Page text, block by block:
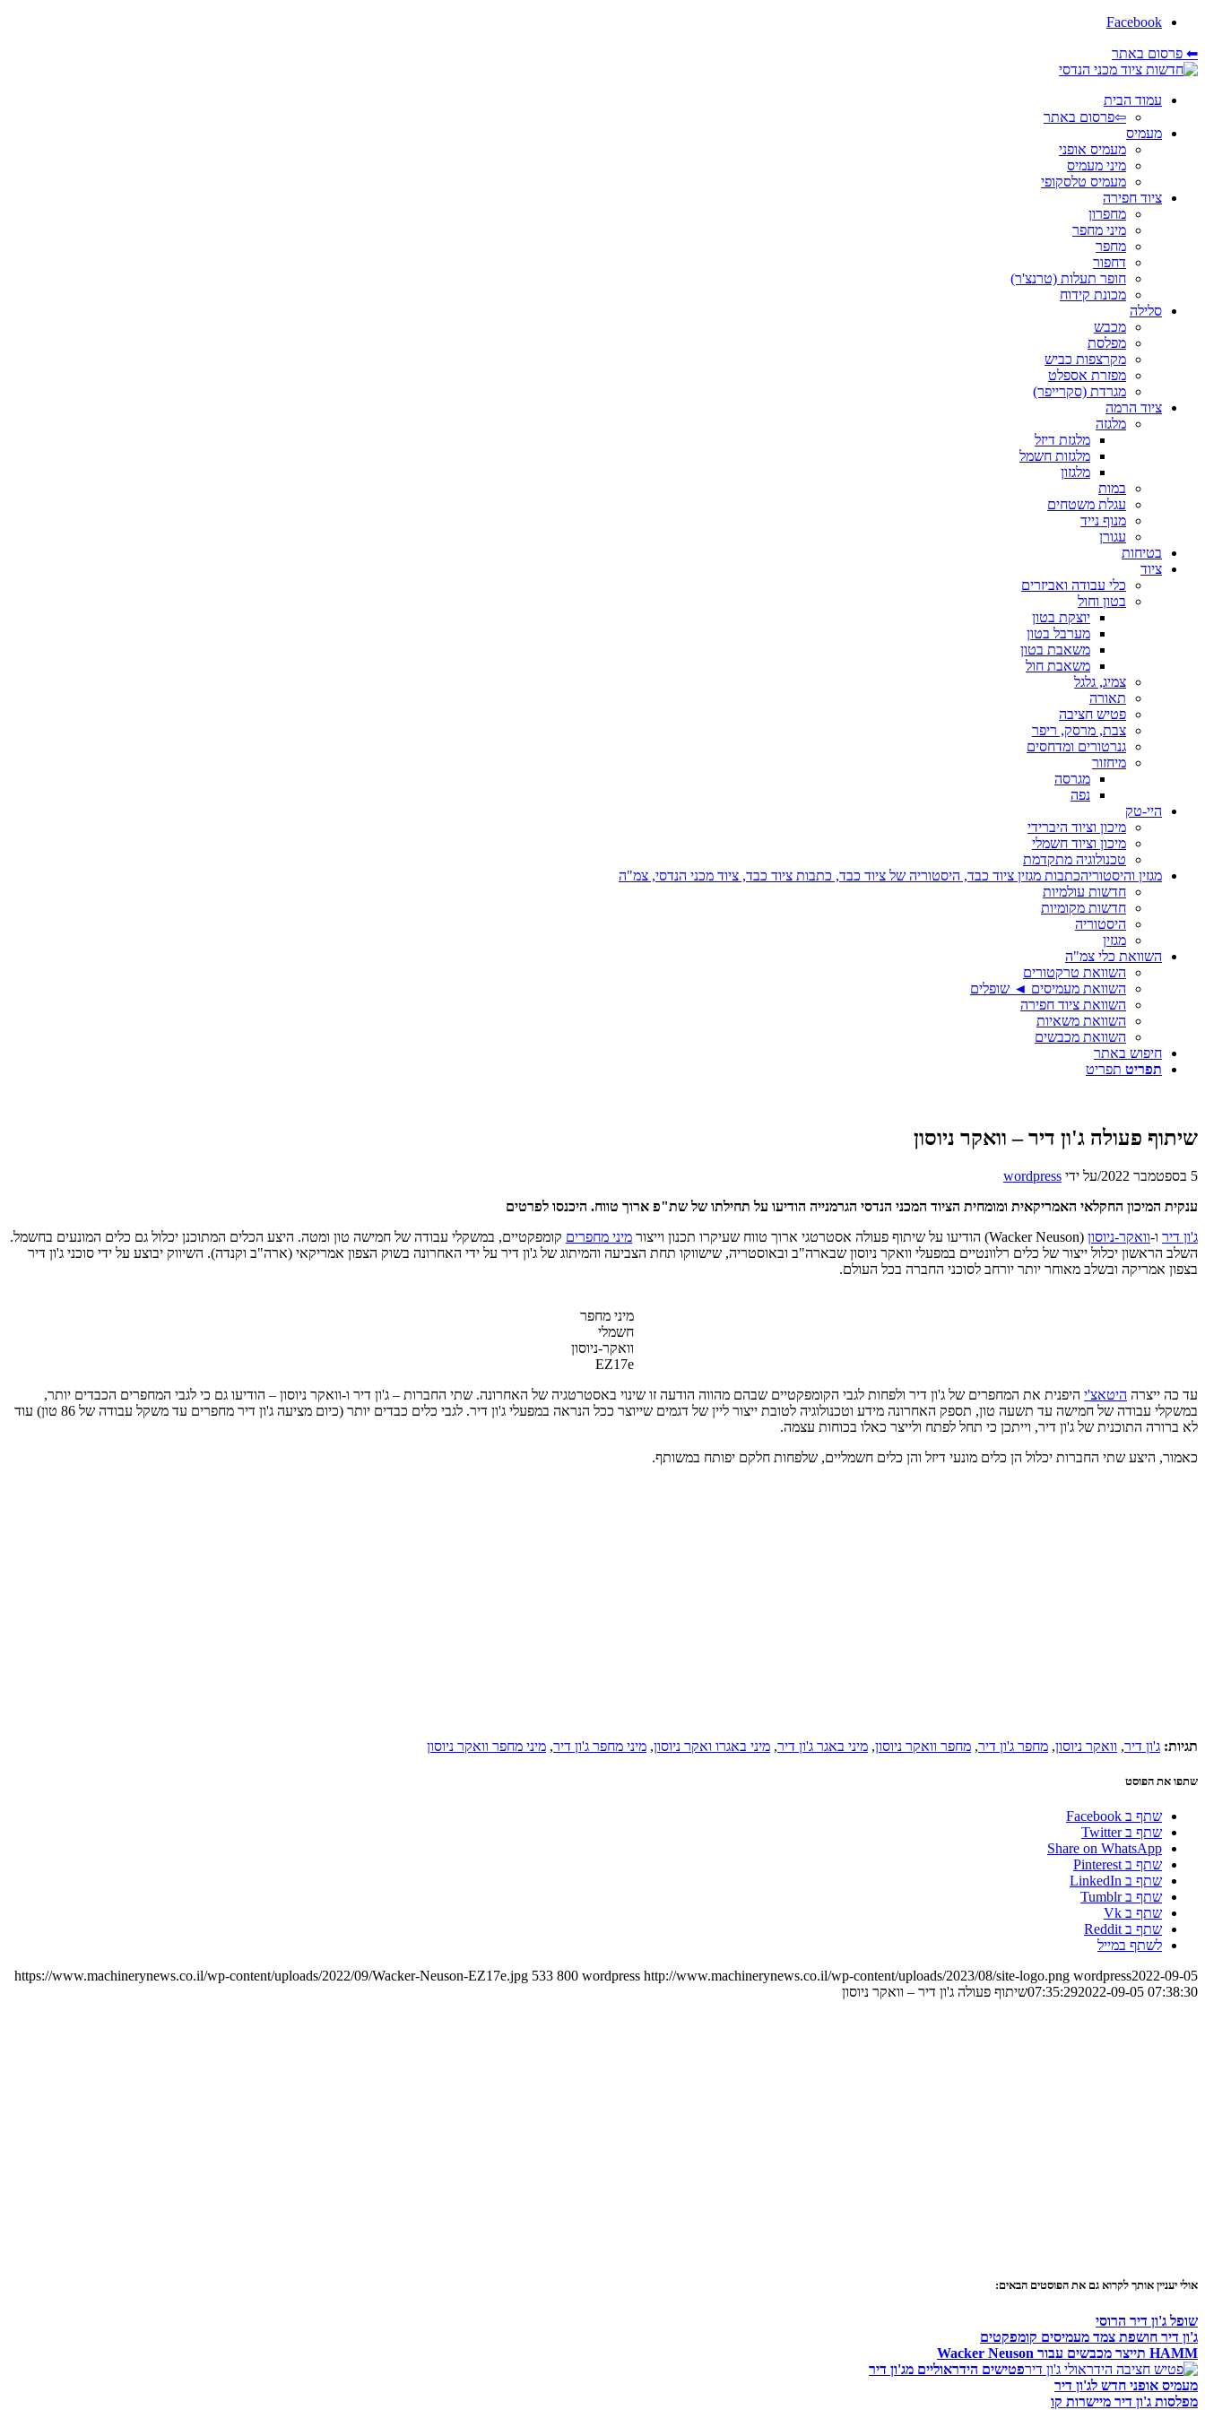
Facebook
⬅ פרסום באתר
עמוד הבית
⇦פרסום באתר
מעמיס
מעמיס אופני
מיני מעמיס
מעמיס טלסקופי
ציוד חפירה
מחפרון
מיני מחפר
מחפר
דחפור
חופר תעלות (טרנצ'ר)
מכונת קידוח
סלילה
מכבש
מפלסת
מקרצפות כביש
מפזרת אספלט
מגרדת (סקרייפר)
ציוד הרמה
מלגזה
מלגזת דיזל
מלגזות חשמל
מלגזון
במות
עגלת משטחים
מנוף נייד
עגורן
בטיחות
ציוד
כלי עבודה ואביזרים
בטון וחול
יוצקת בטון
מערבל בטון
משאבת בטון
משאבת חול
צמיג, גלגל
תאורה
פטיש חציבה
צבת, מרסק, ריפר
גנרטורים ומדחסים
מיחזור
מגרסה
נפה
היי-טק
מיכון וציוד היברידי
מיכון וציוד חשמלי
טכנולוגיה מתקדמת
מגזין והיסטוריהכתבות מגזין ציוד כבד, היסטוריה של ציוד כבד, כתבות ציוד כבד, ציוד מכני הנדסי, צמ"ה
חדשות עולמיות
חדשות מקומיות
היסטוריה
מגזין
השוואת כלי צמ"ה
השוואת טרקטורים
השוואת מעמיסים ◄ שופלים
השוואת ציוד חפירה
השוואת משאיות
השוואת מכבשים
חיפוש באתר
תפריט תפריט
שיתוף פעולה ג'ון דיר – וואקר ניוסון
5 בספטמבר 2022 /על ידי wordpress
ענקית המיכון החקלאי האמריקאית ומומחית הציוד המכני הנדסי הגרמנייה הודיעו על תחילתו של שת"פ ארוך טווח. היכנסו לפרטים
ג'ון דיר ו-וואקר-ניוסון (Wacker Neuson) הודיעו על שיתוף פעולה אסטרטגי ארוך טווח שעיקרו תכנון וייצור מיני מחפרים קומפקטיים, במשקלי עבודה של חמישה טון ומטה. היצע הכלים המתוכנן יכלול גם כלים המונעים בחשמל.
השלב הראשון יכלול ייצור של כלים רלוונטיים במפעלי וואקר ניוסון שבארה"ב ובאוסטריה, שישווקו תחת הצביעה והמיתוג של ג'ון דיר על ידי האחרונה בשוק הצפון אמריקאי (ארה"ב וקנדה). השיווק יבוצע על ידי סוכני ג'ון דיר
בצפון אמריקה ובשלב מאוחר יותר יורחב לסוכני החברה בכל העולם.
מיני מחפר
חשמלי
וואקר-ניוסון
EZ17e
עד כה ייצרה היטאצ'י היפנית את המחפרים של ג'ון דיר ולפחות לגבי הקומפקטיים שבהם מהווה הודעה זו שינוי באסטרטגיה של האחרונה. שתי החברות – ג'ון דיר ו-וואקר ניוסון – הודיעו גם כי לגבי המחפרים הכבדים יותר,
במשקלי עבודה של חמישה עד תשעה טון, תספק האחרונה מידע וטכנולוגיה לטובת ייצור ליין של דגמים שייוצר ככל הנראה במפעלי ג'ון דיר. לגבי כלים כבדים יותר (כיום מציעה ג'ון דיר מחפרים עד משקל עבודה של 86 טון) עוד
לא ברורה התוכנית של ג'ון דיר, וייתכן כי תחל לפתח ולייצר כאלו בכוחות עצמה.
כאמור, היצע שתי החברות יכלול הן כלים מונעי דיזל והן כלים חשמליים, שלפחות חלקם יפותח במשותף.
תגיות: ג'ון דיר, וואקר ניוסון, מחפר ג'ון דיר, מחפר וואקר ניוסון, מיני באגר ג'ון דיר, מיני באגרו ואקר ניוסון, מיני מחפר ג'ון דיר, מיני מחפר וואקר ניוסון
שתפו את הפוסט
שתף ב Facebook
שתף ב Twitter
Share on WhatsApp
שתף ב Pinterest
שתף ב LinkedIn
שתף ב Tumblr
שתף ב Vk
שתף ב Reddit
לשתף במייל
https://www.machinerynews.co.il/wp-content/uploads/2022/09/Wacker-Neuson-EZ17e.jpg 533 800 wordpress http://www.machinerynews.co.il/wp-content/uploads/2023/08/site-logo.png wordpress2022-09-05
07:35:292022-09-05 07:38:30 שיתוף פעולה ג'ון דיר – וואקר ניוסון
אולי יעניין אותך לקרוא גם את הפוסטים הבאים:
שופל ג'ון דיר הרוסי
ג'ון דיר חושפת צמד מעמיסים קומפקטים
HAMM תייצר מכבשים עבור Wacker Neuson
פטישים הידראוליים מג'ון דיר
מעמיס אופני חדש לג'ון דיר
מפלסות ג'ון דיר מיישרות קו